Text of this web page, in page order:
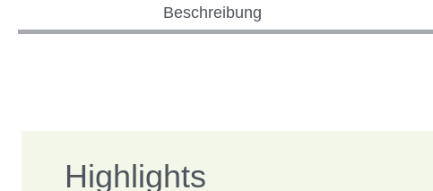
Beschreibung
Highlights